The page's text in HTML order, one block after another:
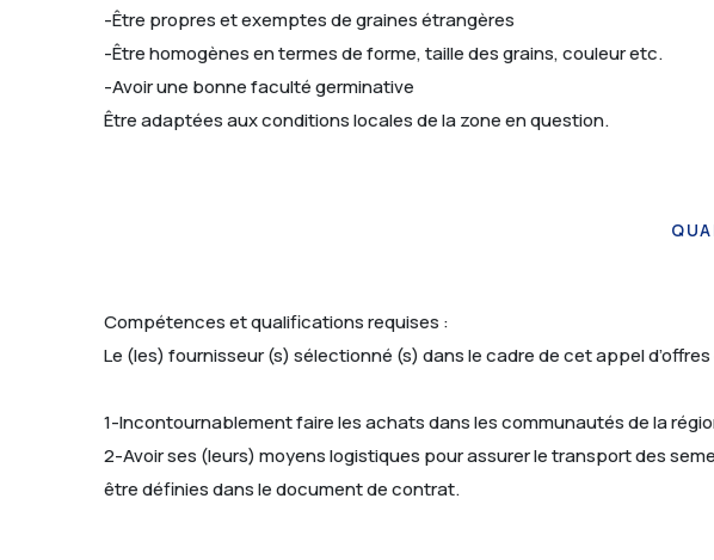
-Être propres et exemptes de graines étrangères
-Être homogènes en termes de forme, taille des grains, couleur etc.
-Avoir une bonne faculté germinative
Être adaptées aux conditions locales de la zone en question.
Compétences et qualifications requises :
Le (les) fournisseur (s) sélectionné (s) dans le cadre de cet appel
1-Incontournablement faire les achats dans les communautés de la
2-Avoir ses (leurs) moyens logistiques pour assurer le transport des
être définies dans le document de contrat.